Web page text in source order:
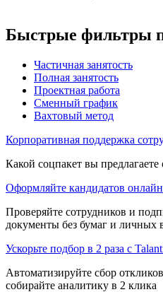
Быстрые фильтры
Частичная занятость
Полная занятость
Проектная работа
Сменный график
Вахтовый метод
Корпоративная поддержка
Какой соцпакет вы
Оформляйте кандидатов онлайн
Проверяйте сотрудников и
документы без бумаг и личных
Ускорьте подбор в 2 раза с
Автоматизируйте сбор
собирайте аналитику в 2 клика